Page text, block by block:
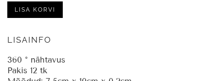
Kodarahelkurid,
pastelsed,
rattale,
tk
kogus
LISA KORVI
LISAINFO
360 ° nähtavus
Pakis 12 tk